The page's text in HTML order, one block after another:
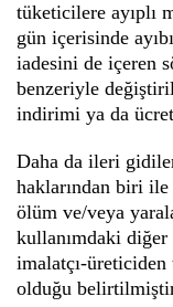
tüketicilere ayıplı
gün içerisinde
iadesini de içeren
benzeriyle
indirimi ya da
Daha da ileri
haklarından biri
ölüm ve/veya
kullanımdaki
imalatçı-üreticiden
olduğu